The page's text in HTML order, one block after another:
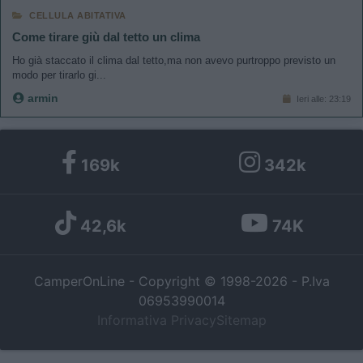
CELLULA ABITATIVA
Come tirare giù dal tetto un clima
Ho già staccato il clima dal tetto,ma non avevo purtroppo previsto un
modo per tirarlo gi...
armin Ieri alle: 23:19
169k 342k
42,6k 74K
CamperOnLine - Copyright © 1998-2026 - P.Iva
06953990014
Informativa Privacy Sitemap